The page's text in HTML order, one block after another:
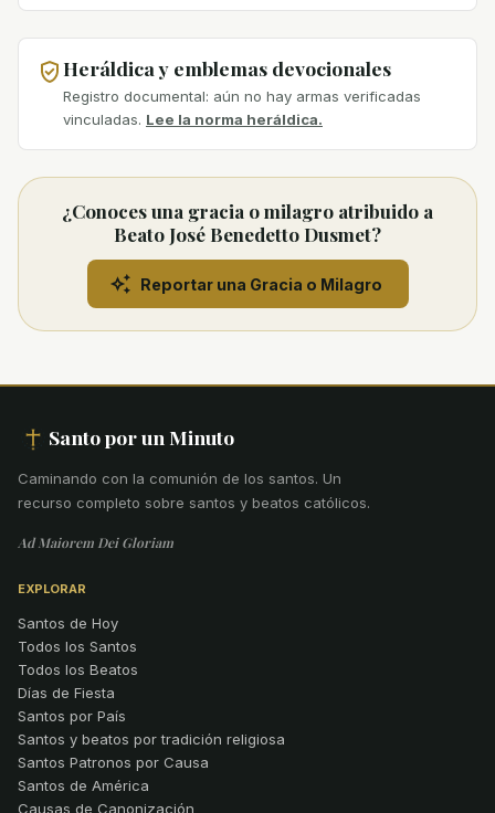
Heráldica y emblemas devocionales
Registro documental: aún no hay armas verificadas
vinculadas. Lee la norma heráldica.
¿Conoces una gracia o milagro atribuido a
Beato José Benedetto Dusmet?
Reportar una Gracia o Milagro
Santo por un Minuto
Caminando con la comunión de los santos. Un
recurso completo sobre santos y beatos católicos.
Ad Maiorem Dei Gloriam
EXPLORAR
Santos de Hoy
Todos los Santos
Todos los Beatos
Días de Fiesta
Santos por País
Santos y beatos por tradición religiosa
Santos Patronos por Causa
Santos de América
Causas de Canonización